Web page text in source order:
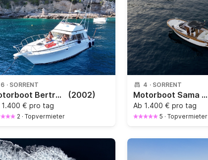
6 · SORRENT
Motorboot Bertram C37 480PS (2002)
1.400 € pro tag
2 · Topvermieter
4 · SORRENT
Motorboot Sama 38 walkaround 500PS
Ab 1.400 € pro tag
5 · Topvermieter